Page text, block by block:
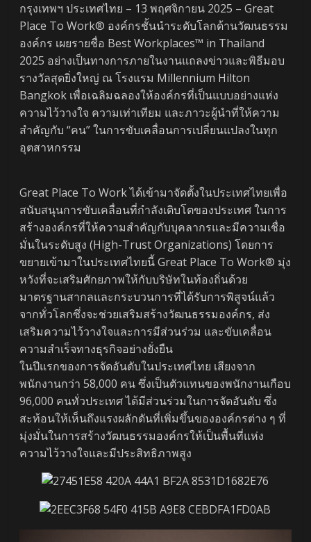
กรุงเทพฯ ประเทศไทย – 13 พฤศจิกายน 2025 – Great
Place To Work® องค์กรชั้นนำระดับโลกด้านวัฒนธรรม
องค์กร เผยรายชื่อ Best Workplaces™ in Thailand
2025 อย่างเป็นทางการภายในงานแถลงข่าวและพิธีมอบ
รางวัลสุดยิ่งใหญ่ ณ โรงแรม Millennium Hilton
Bangkok เพื่อเฉลิมฉลองให้องค์กรที่เป็นแบบอย่างแห่ง
ความไว้วางใจ ความเท่าเทียม และภาวะผู้นำที่ให้ความ
สำคัญกับ “คน” ในการขับเคลื่อนการเปลี่ยนแปลงในทุก
อุตสาหกรรม
Great Place To Work ได้เข้ามาจัดตั้งในประเทศไทยเพื่อ
สนับสนุนการขับเคลื่อนที่กำลังเติบโตของประเทศ ในการ
สร้างองค์กรที่ให้ความสำคัญกับบุคลากรและมีความเชื่อ
มั่นในระดับสูง (High-Trust Organizations) โดยการ
ขยายเข้ามาในประเทศไทยนี้ Great Place To Work® มุ่ง
หวังที่จะเสริมศักยภาพให้กับบริษัทในท้องถิ่นด้วย
มาตรฐานสากลและกระบวนการที่ได้รับการพิสูจน์แล้ว
จากทั่วโลกซึ่งจะช่วยเสริมสร้างวัฒนธรรมองค์กร, ส่ง
เสริมความไว้วางใจและการมีส่วนร่วม และขับเคลื่อน
ความสำเร็จทางธุรกิจอย่างยั่งยืน
ในปีแรกของการจัดอันดับในประเทศไทย เสียงจาก
พนักงานกว่า 58,000 คน ซึ่งเป็นตัวแทนของพนักงานเกือบ
96,000 คนทั่วประเทศ ได้มีส่วนร่วมในการจัดอันดับ ซึ่ง
สะท้อนให้เห็นถึงแรงผลักดันที่เพิ่มขึ้นขององค์กรต่าง ๆ ที่
มุ่งมั่นในการสร้างวัฒนธรรมองค์กรให้เป็นพื้นที่แห่ง
ความไว้วางใจและมีประสิทธิภาพสูง